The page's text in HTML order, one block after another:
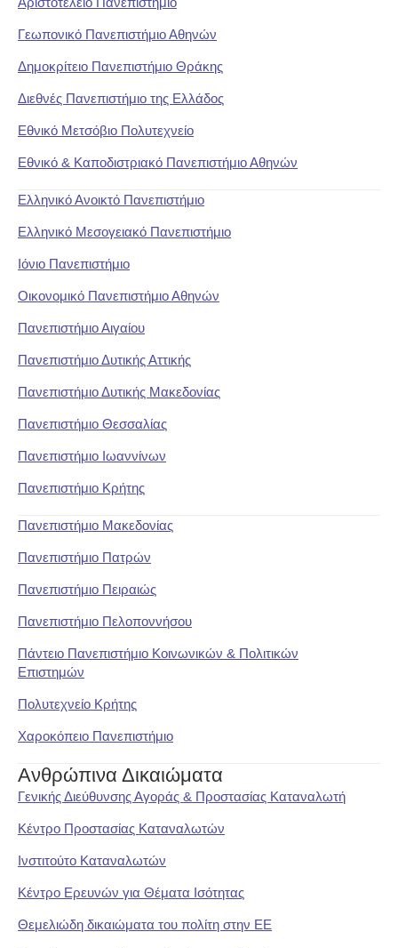
Γεωπονικό Πανεπιστήμιο Αθηνών
Δημοκρίτειο Πανεπιστήμιο Θράκης
Διεθνές Πανεπιστήμιο της Ελλάδος
Εθνικό Μετσόβιο Πολυτεχνείο
Εθνικό & Καποδιστριακό Πανεπιστήμιο Αθηνών
Ελληνικό Ανοικτό Πανεπιστήμιο
Ελληνικό Μεσογειακό Πανεπιστήμιο
Ιόνιο Πανεπιστήμιο
Οικονομικό Πανεπιστήμιο Αθηνών
Πανεπιστήμιο Αιγαίου
Πανεπιστήμιο Δυτικής Αττικής
Πανεπιστήμιο Δυτικής Μακεδονίας
Πανεπιστήμιο Θεσσαλίας
Πανεπιστήμιο Ιωαννίνων
Πανεπιστήμιο Κρήτης
Πανεπιστήμιο Μακεδονίας
Πανεπιστήμιο Πατρών
Πανεπιστήμιο Πειραιώς
Πανεπιστήμιο Πελοποννήσου
Πάντειο Πανεπιστήμιο Κοινωνικών & Πολιτικών
Επιστημών
Πολυτεχνείο Κρήτης
Χαροκόπειο Πανεπιστήμιο
Ανθρώπινα Δικαιώματα
Γενικής Διεύθυνσης Αγοράς & Προστασίας Καταναλωτή
Κέντρο Προστασίας Καταναλωτών
Ινστιτούτο Καταναλωτών
Κέντρο Ερευνών για Θέματα Ισότητας
Θεμελιώδη δικαιώματα του πολίτη στην ΕΕ